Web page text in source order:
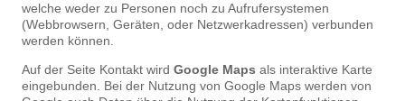
welche weder zu Personen noch zu Aufrufersystemen
(Webbrowsern, Geräten, oder Netzwerkadressen) verbunden
werden können.
Auf der Seite Kontakt wird Google Maps als interaktive Karte
eingebunden. Bei der Nutzung von Google Maps werden von